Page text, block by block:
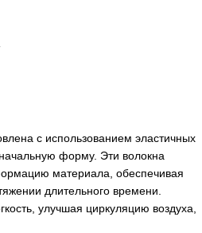
с использованием эластичных
форму. Эти волокна
материала, обеспечивая
длительного времени.
улучшая циркуляцию воздуха,